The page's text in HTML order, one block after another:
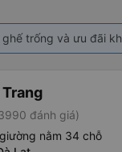
trống và ưu đãi
đánh giá)
nằm 34 chỗ